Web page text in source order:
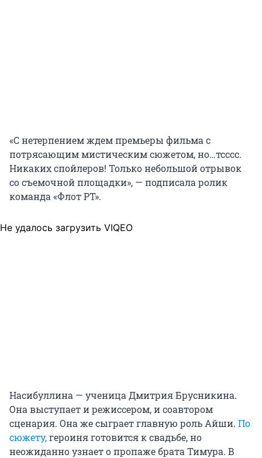
«С нетерпением ждем премьеры фильма с
потрясающим мистическим сюжетом, но…тсссс.
Никаких спойлеров! Только небольшой отрывок
со съемочной площадки», — подписала ролик
команда «Флот РТ».
Не удалось загрузить VIQEO
Насибуллина — ученица Дмитрия Брусникина.
Она выступает и режиссером, и соавтором
сценария. Она же сыграет главную роль Айши. По
сюжету,героиня готовится к свадьбе, но
неожиданно узнает о пропаже брата Тимура. В